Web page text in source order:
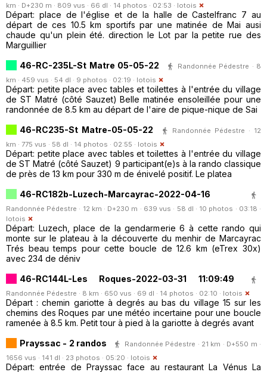
km · D+230 m · 809 vus · 66 dl · 14 photos · 02:53 · lotois
Départ: place de l'église et de la halle de Castelfranc 7 au
départ de ces 10.5 km sportifs par une matinée de Mai ausi
chaude qu'un plein été. direction le Lot par la petite rue des
Marguillier
46-RC-235L-St Matre 05-05-22
Randonnée Pédestre · 8
km · 459 vus · 54 dl · 9 photos · 02:19 · lotois
Départ: petite place avec tables et toilettes à l'entrée du village
de ST Matré (côté Sauzet) Belle matinée ensoleillée pour une
randonnée de 8.5 km au départ de l'aire de pique-nique de Sai
46-RC235-St Matre-05-05-22
Randonnée Pédestre · 12
km · 775 vus · 58 dl · 14 photos · 02:55 · lotois
Départ: petite place avec tables et toilettes à l'entrée du village
de ST Matré (côté Sauzet) 9 participant(e)s à la rando classique
de près de 13 km pour 330 m de énivelé positif. Le platea
46-RC182b-Luzech-Marcayrac-2022-04-16
Randonnée Pédestre · 12 km · D+230 m · 639 vus · 58 dl · 10 photos · 03:18 ·
lotois
Départ: Luzech, place de la gendarmerie 6 à cette rando qui
monte sur le plateau à la découverte du menhir de Marcayrac
Trés beau temps pour cette boucle de 12.6 km (eTrex 30x)
avec 234 de déniv
46-RC144L-Les Roques-2022-03-31 11:09:49
Randonnée Pédestre · 8 km · 650 vus · 69 dl · 14 photos · 02:10 · lotois
Départ : chemin gariotte à degrés au bas du village 15 sur les
chemins des Roques par une météo incertaine pour une boucle
ramenée à 8.5 km. Petit tour à pied à la gariotte à degrés avant
Prayssac - 2 randos
Randonnée Pédestre · 21 km · D+550 m ·
1656 vus · 141 dl · 23 photos · 05:20 · lotois
Départ: entrée de Prayssac face au restaurant La Vénus La